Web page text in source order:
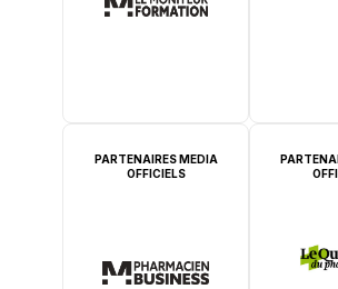
PARTENAIRES MEDIA
OFFICIELS